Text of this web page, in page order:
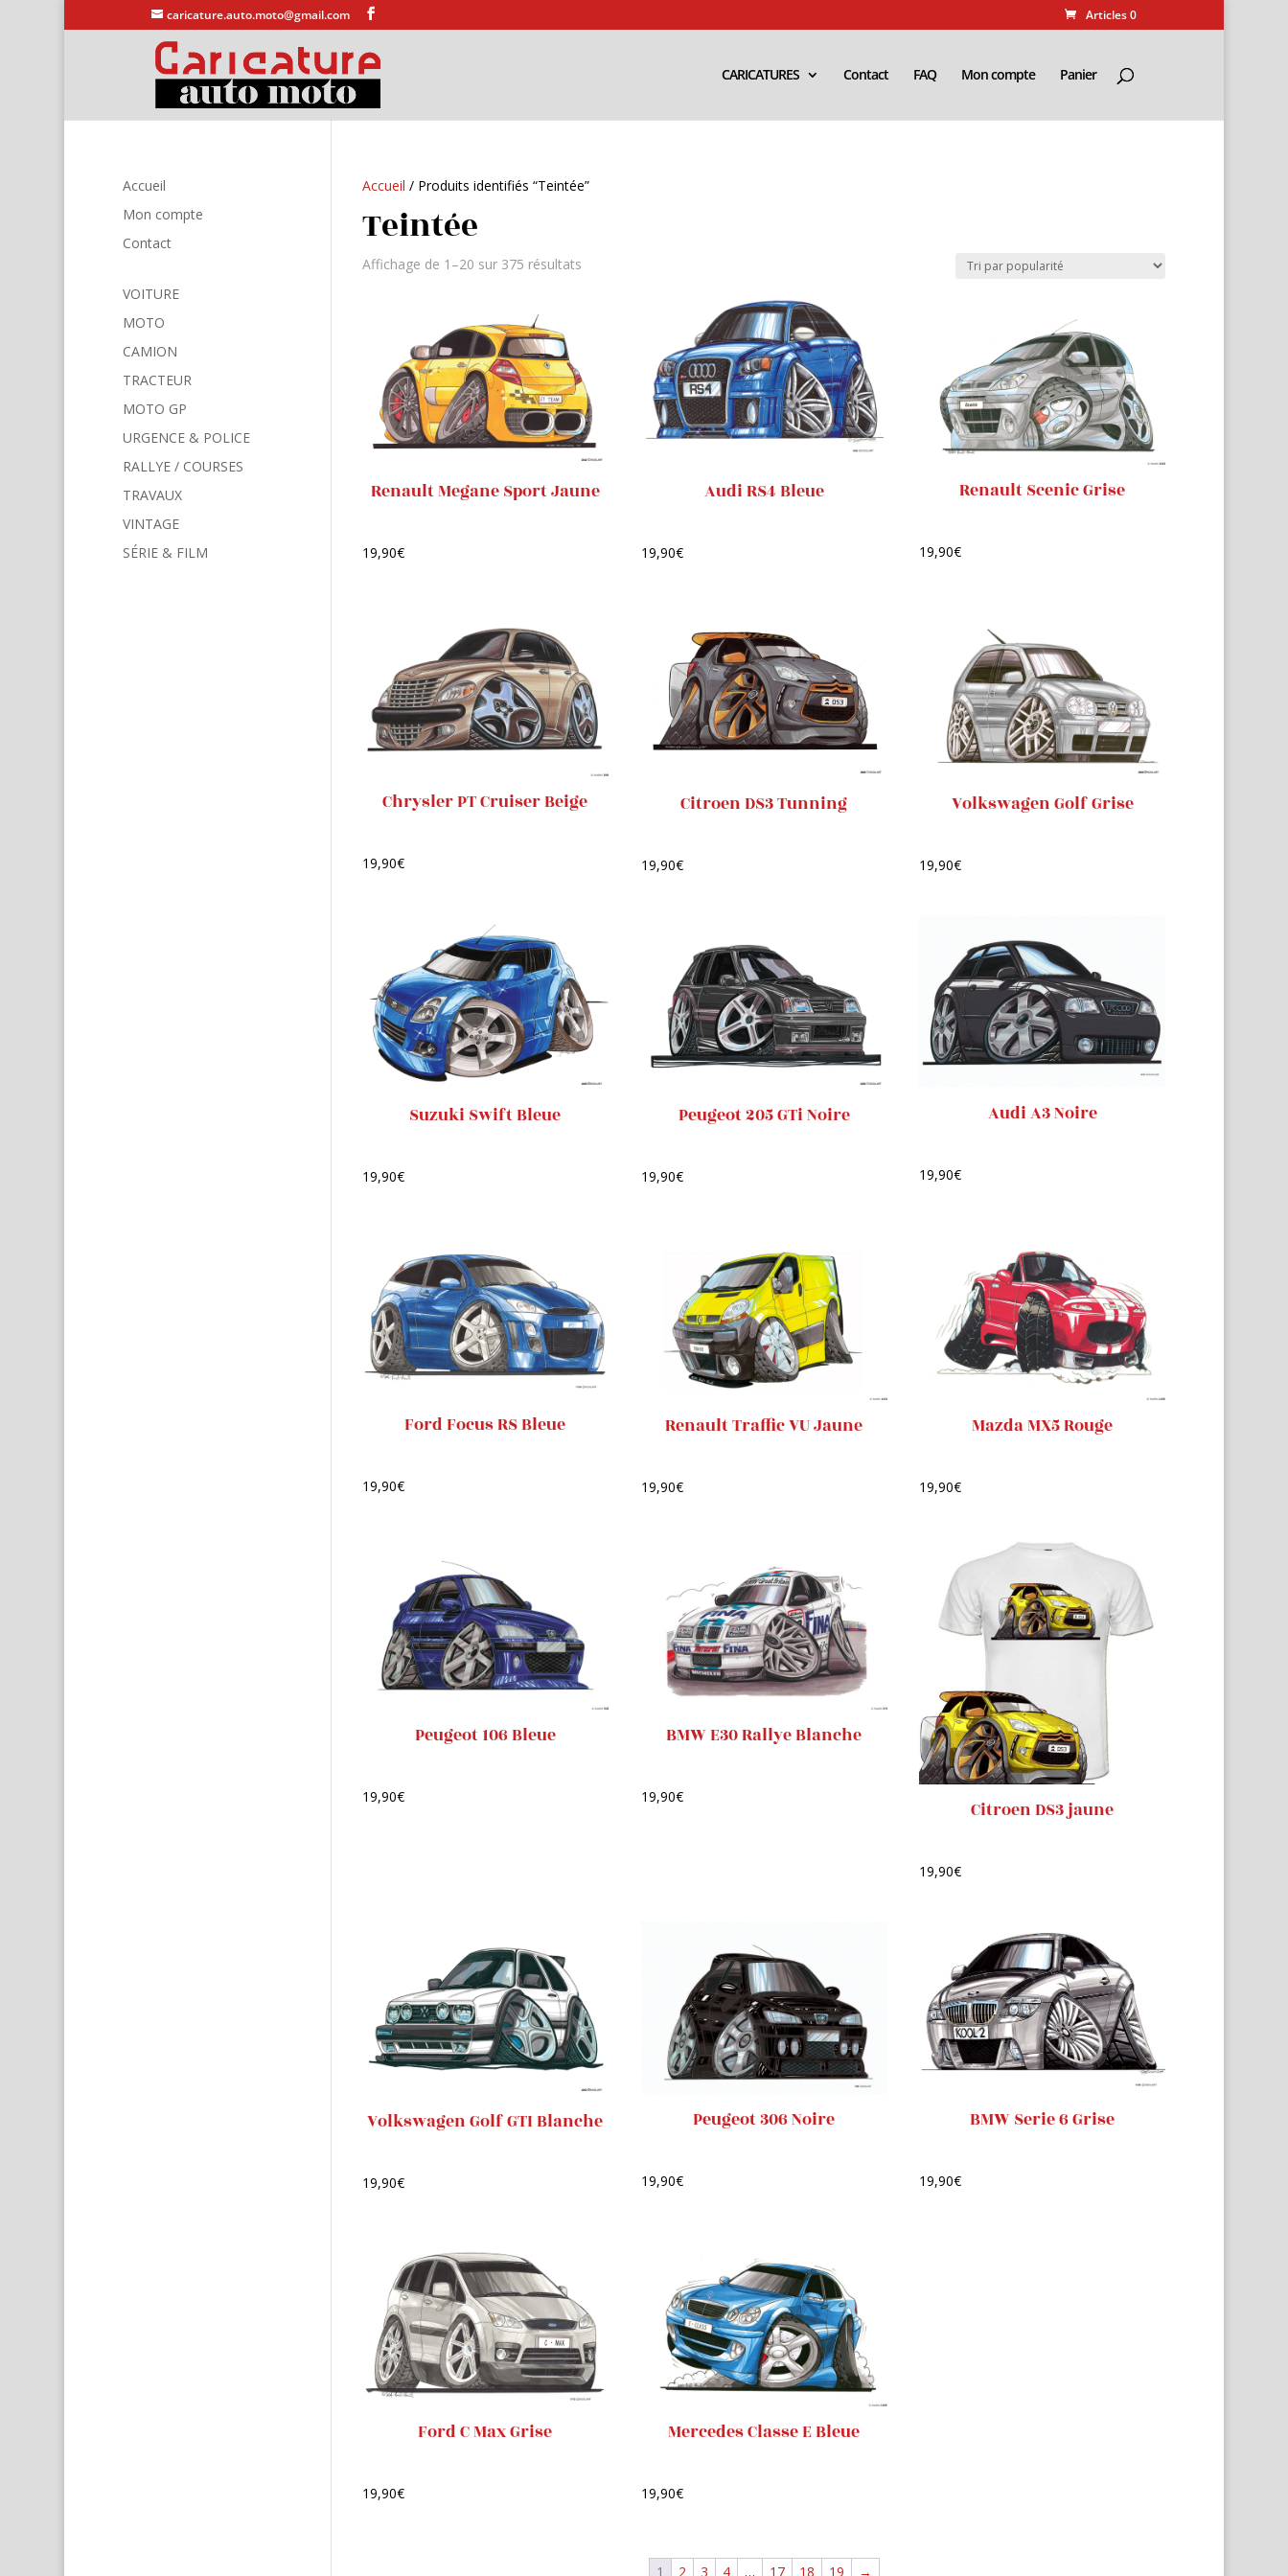
caricature.auto.moto@gmail.com Articles 0
CARICATURES Contact FAQ Mon compte Panier
Accueil / Produits identifiés “Teintée”
Teintée
Affichage de 1–20 sur 375 résultats
Renault Megane Sport Jaune
19,90€
Audi RS4 Bleue
19,90€
Renault Scenic Grise
19,90€
Chrysler PT Cruiser Beige
19,90€
Citroen DS3 Tunning
19,90€
Volkswagen Golf Grise
19,90€
Suzuki Swift Bleue
19,90€
Peugeot 205 GTi Noire
19,90€
Audi A3 Noire
19,90€
Ford Focus RS Bleue
19,90€
Renault Traffic VU Jaune
19,90€
Mazda MX5 Rouge
19,90€
Peugeot 106 Bleue
19,90€
BMW E30 Rallye Blanche
19,90€
Citroen DS3 jaune
19,90€
Volkswagen Golf GTI Blanche
19,90€
Peugeot 306 Noire
19,90€
BMW Serie 6 Grise
19,90€
Ford C Max Grise
19,90€
Mercedes Classe E Bleue
19,90€
1 2 3 4 … 17 18 19 →
Accueil
Mon compte
Contact
VOITURE
MOTO
CAMION
TRACTEUR
MOTO GP
URGENCE & POLICE
RALLYE / COURSES
TRAVAUX
VINTAGE
SÉRIE & FILM